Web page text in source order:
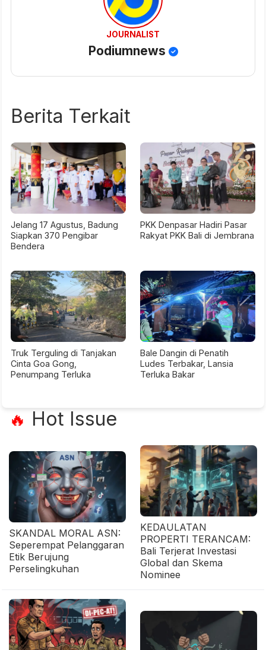
JOURNALIST
Podiumnews
Berita Terkait
Jelang 17 Agustus, Badung
Siapkan 370 Pengibar
Bendera
PKK Denpasar Hadiri Pasar
Rakyat PKK Bali di Jembrana
Truk Terguling di Tanjakan
Cinta Goa Gong,
Penumpang Terluka
Bale Dangin di Penatih
Ludes Terbakar, Lansia
Terluka Bakar
🔥 Hot Issue
SKANDAL MORAL ASN:
Seperempat Pelanggaran
Etik Berujung
Perselingkuhan
KEDAULATAN
PROPERTI TERANCAM:
Bali Terjerat Investasi
Global dan Skema
Nominee